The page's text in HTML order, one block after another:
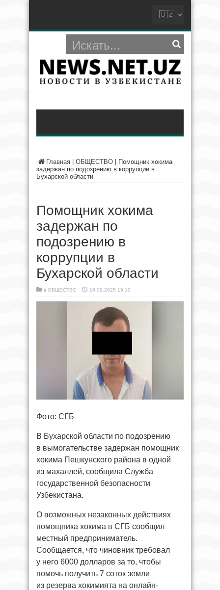
Главная ОБЩЕСТВО
Помощник хокима
задержан по подозрению в коррупции в
Бухарской области
Помощник хокима
задержан по
подозрению в
коррупции в
Бухарской области
в ОБЩЕСТВО 16.09.2025 19:10
Фото: СГБ
В Бухарской области по подозрению
в вымогательстве задержан помощник
хокима Пешкунского района в одной
из махаллей, сообщила Служба
государственной безопасности
Узбекистана.
О возможных незаконных действиях
помощника хокима в СГБ сообщил
местный предприниматель.
Сообщается, что чиновник требовал
у него 6000 долларов за то, чтобы
помочь получить 7 соток земли
из резерва хокимията на онлайн-